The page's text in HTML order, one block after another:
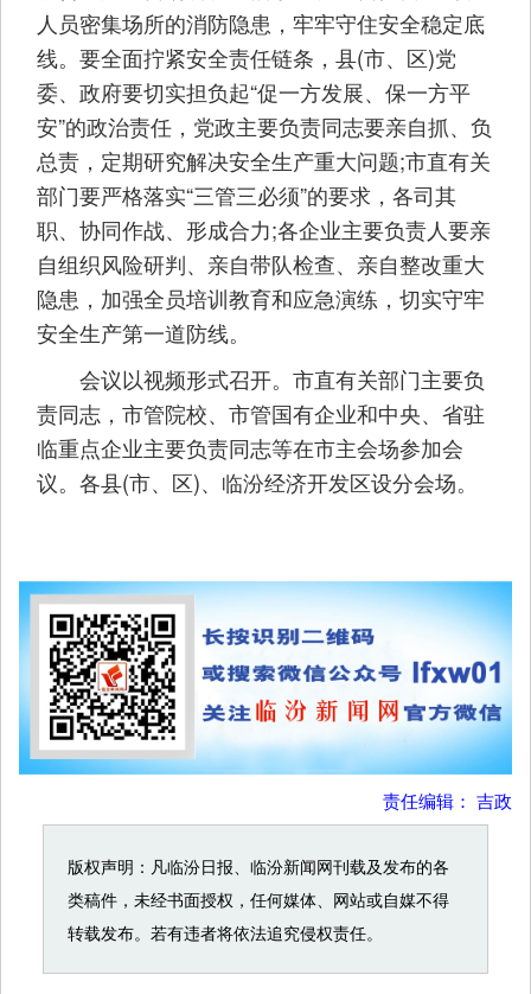
人员密集场所的消防隐患，牢牢守住安全稳定底
线。要全面拧紧安全责任链条，县(市、区)党
委、政府要切实担负起“促一方发展、保一方平
安”的政治责任，党政主要负责同志要亲自抓、负
总责，定期研究解决安全生产重大问题;市直有关
部门要严格落实“三管三必须”的要求，各司其
职、协同作战、形成合力;各企业主要负责人要亲
自组织风险研判、亲自带队检查、亲自整改重大
隐患，加强全员培训教育和应急演练，切实守牢
安全生产第一道防线。
会议以视频形式召开。市直有关部门主要负
责同志，市管院校、市管国有企业和中央、省驻
临重点企业主要负责同志等在市主会场参加会
议。各县(市、区)、临汾经济开发区设分会场。
责任编辑： 吉政
版权声明：凡临汾日报、临汾新闻网刊载及发布的各
类稿件，未经书面授权，任何媒体、网站或自媒不得
转载发布。若有违者将依法追究侵权责任。